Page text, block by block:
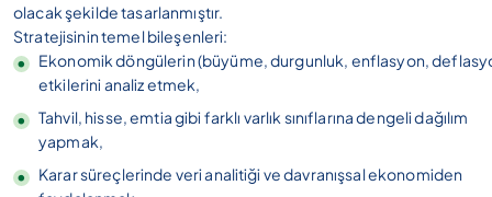
olacak şekilde tasarlanmıştır.
Stratejisinin temel bileşenleri:
Ekonomik döngülerin (büyüme, durgunluk, enflasyon,
etkilerini analiz etmek,
Tahvil, hisse, emtia gibi farklı varlık sınıflarına dengeli dağılım
yapmak,
Karar süreçlerinde veri analitiği ve davranışsal ekonomiden